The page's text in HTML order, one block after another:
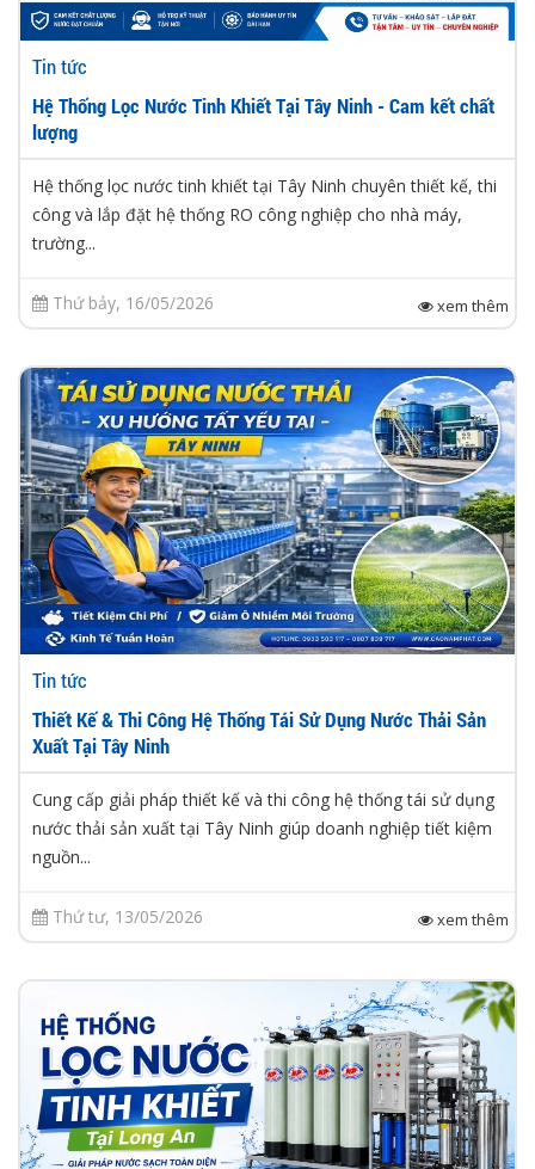
Tin tức
Hệ Thống Lọc Nước Tinh Khiết Tại Tây Ninh - Cam kết chất
lượng
Hệ thống lọc nước tinh khiết tại Tây Ninh chuyên thiết kế, thi
công và lắp đặt hệ thống RO công nghiệp cho nhà máy,
trường...
Thứ bảy, 16/05/2026 xem thêm
Tin tức
Thiết Kế & Thi Công Hệ Thống Tái Sử Dụng Nước Thải Sản
Xuất Tại Tây Ninh
Cung cấp giải pháp thiết kế và thi công hệ thống tái sử dụng
nước thải sản xuất tại Tây Ninh giúp doanh nghiệp tiết kiệm
nguồn...
Thứ tư, 13/05/2026 xem thêm